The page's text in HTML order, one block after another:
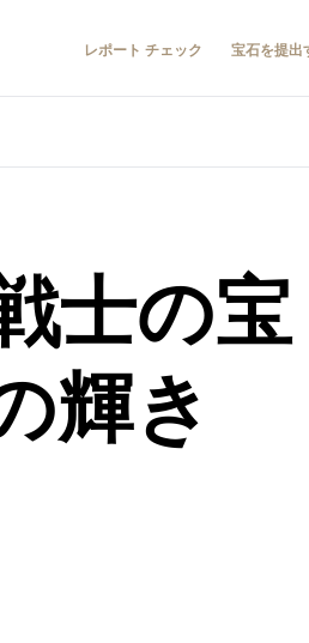
レポート チェック 宝石を提出
士の宝
輝き